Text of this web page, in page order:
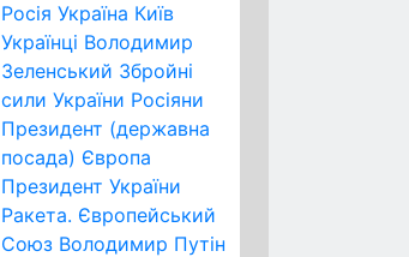
Росія Україна Київ
Українці Володимир
Зеленський Збройні
сили України Росіяни
Президент (державна
посада) Європа
Президент України
Ракета. Європейський
Союз Володимир Путін